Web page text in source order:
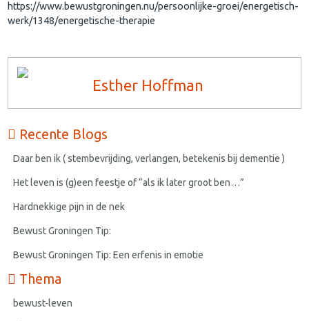
https://www.bewustgroningen.nu/persoonlijke-groei/energetisch-
werk/1348/energetische-therapie
Esther Hoffman
Recente Blogs
Daar ben ik ( stembevrijding, verlangen, betekenis bij dementie )
Het leven is (g)een feestje of “als ik later groot ben…”
Hardnekkige pijn in de nek
Bewust Groningen Tip:
Bewust Groningen Tip: Een erfenis in emotie
Thema
bewust-leven